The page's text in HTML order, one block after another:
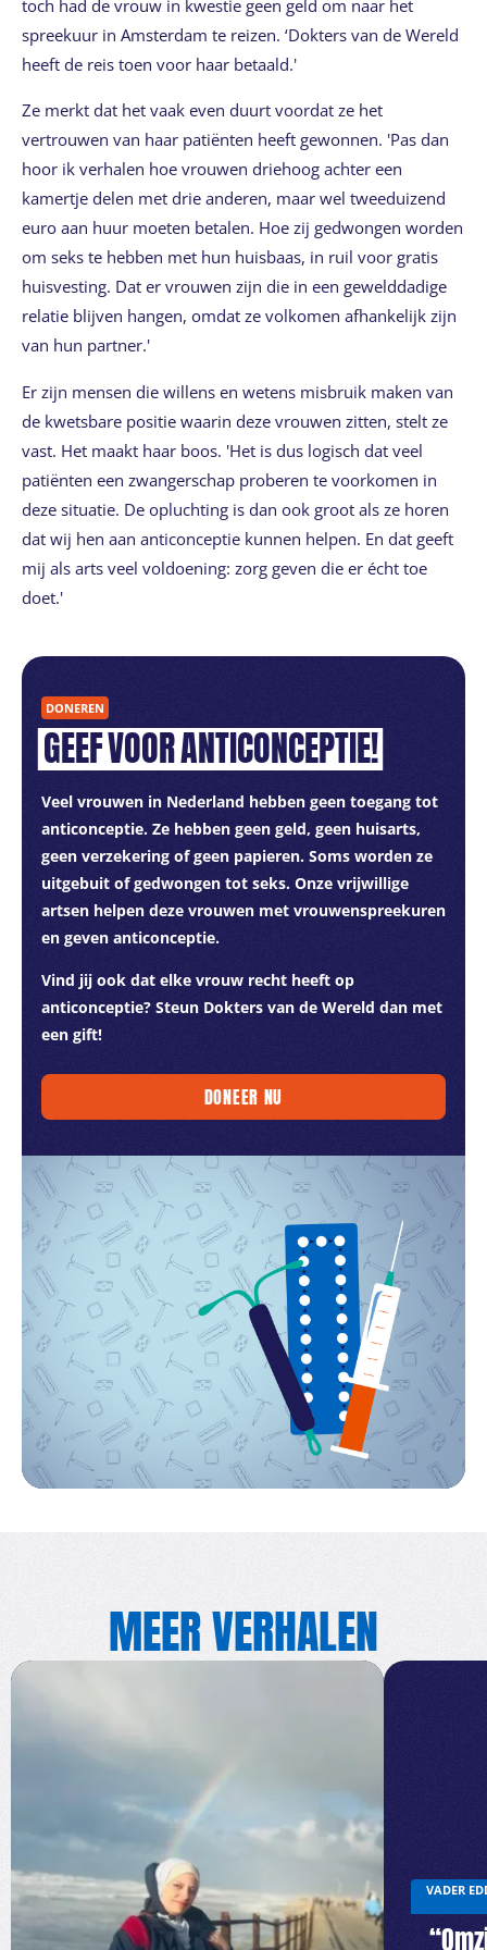
toch had de vrouw in kwestie geen geld om naar het
spreekuur in Amsterdam te reizen. ‘Dokters van de Wereld
heeft de reis toen voor haar betaald.'
Ze merkt dat het vaak even duurt voordat ze het
vertrouwen van haar patiënten heeft gewonnen. 'Pas dan
hoor ik verhalen hoe vrouwen driehoog achter een
kamertje delen met drie anderen, maar wel tweeduizend
euro aan huur moeten betalen. Hoe zij gedwongen worden
om seks te hebben met hun huisbaas, in ruil voor gratis
huisvesting. Dat er vrouwen zijn die in een gewelddadige
relatie blijven hangen, omdat ze volkomen afhankelijk zijn
van hun partner.'
Er zijn mensen die willens en wetens misbruik maken van
de kwetsbare positie waarin deze vrouwen zitten, stelt ze
vast. Het maakt haar boos. 'Het is dus logisch dat veel
patiënten een zwangerschap proberen te voorkomen in
deze situatie. De opluchting is dan ook groot als ze horen
dat wij hen aan anticonceptie kunnen helpen. En dat geeft
mij als arts veel voldoening: zorg geven die er écht toe
doet.'
DONEREN
GEEFVOORANTICONCEPTIE!
Veel vrouwen in Nederland hebben geen toegang tot
anticonceptie. Ze hebben geen geld, geen huisarts,
geen verzekering of geen papieren. Soms worden ze
uitgebuit of gedwongen tot seks. Onze vrijwillige
artsen helpen deze vrouwen met vrouwenspreekuren
en geven anticonceptie.
Vind jij ook dat elke vrouw recht heeft op
anticonceptie? Steun Dokters van de Wereld dan met
een gift!
DONEER NU
MEER VERHALEN
VADER